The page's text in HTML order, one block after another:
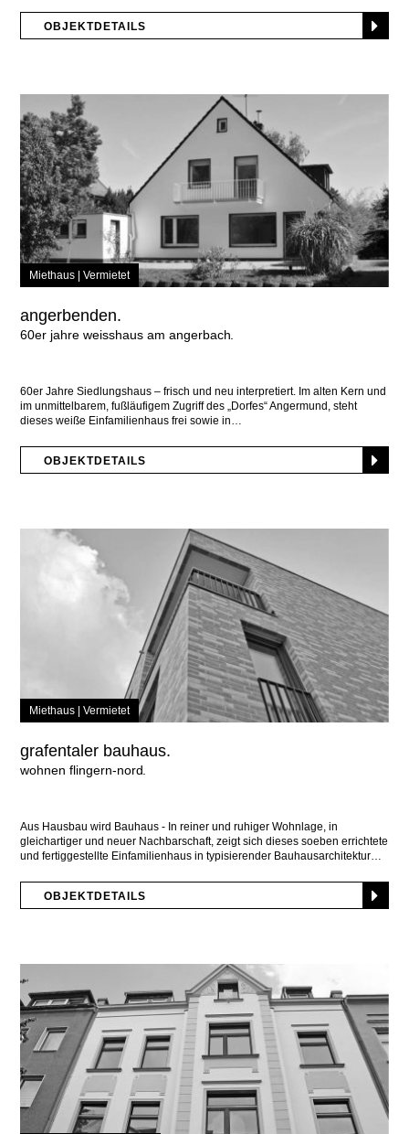
OBJEKTDETAILS
Miethaus | Vermietet
angerbenden.
60er jahre weisshaus am angerbach
60er Jahre Siedlungshaus – frisch und neu interpretiert. Im alten Kern und
im unmittelbarem, fußläufigem Zugriff des „Dorfes“ Angermund, steht
dieses weiße Einfamilienhaus frei sowie in
OBJEKTDETAILS
Miethaus | Vermietet
grafentaler bauhaus.
wohnen flingern-nord
Aus Hausbau wird Bauhaus - In reiner und ruhiger Wohnlage, in
gleichartiger und neuer Nachbarschaft, zeigt sich dieses soeben errichtete
und fertiggestellte Einfamilienhaus in typisierender Bauhausarchitektur
OBJEKTDETAILS